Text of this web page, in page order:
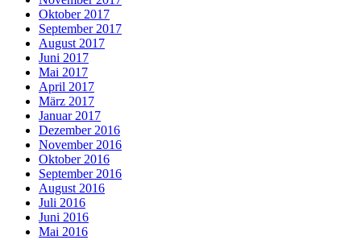
Oktober 2017
September 2017
August 2017
Juni 2017
Mai 2017
April 2017
März 2017
Januar 2017
Dezember 2016
November 2016
Oktober 2016
September 2016
August 2016
Juli 2016
Juni 2016
Mai 2016